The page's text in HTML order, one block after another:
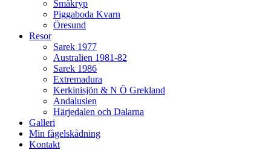
Småkryp
Piggaboda Kvarn
Öresund
Resor
Sarek 1977
Australien 1981-82
Sarek 1986
Extremadura
Kerkinisjön & N Ö Grekland
Andalusien
Härjedalen och Dalarna
Galleri
Min fågelskådning
Kontakt